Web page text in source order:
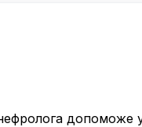
нефролога допоможе